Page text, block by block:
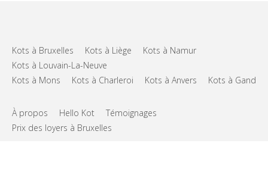
Kots à Bruxelles Kots à Liège
Kots à Namur
Kots à Louvain-La-Neuve
Kots à Mons
Kots à Charleroi Kots à Anvers Kots à Gand
À propos Hello Kot
Témoignages
Prix des loyers à Bruxelles